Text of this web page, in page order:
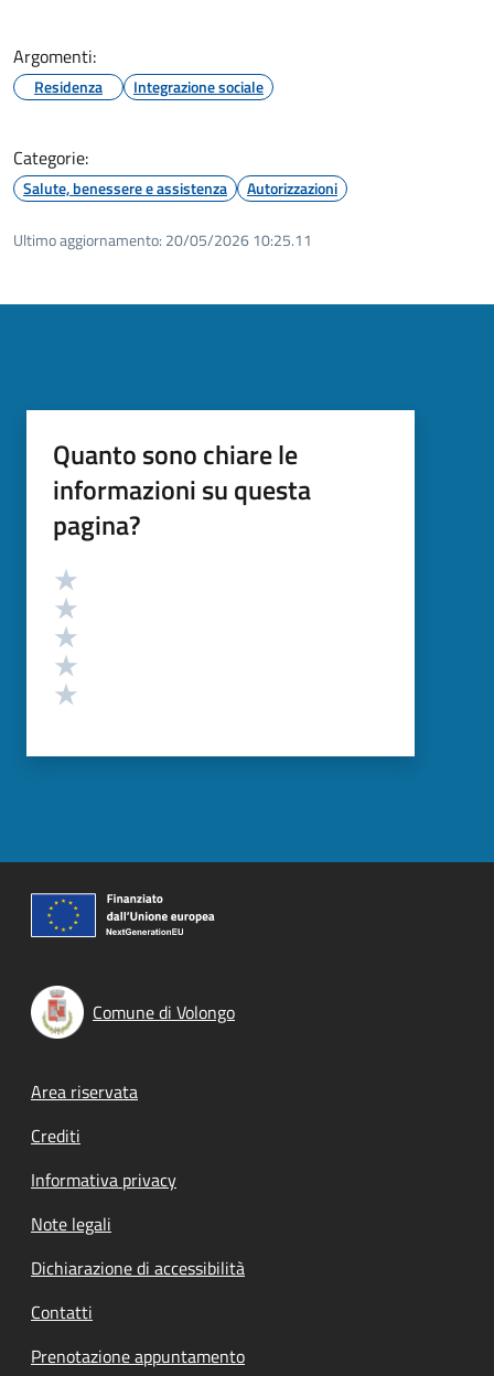
Argomenti:
Residenza Integrazione sociale
Categorie:
Salute, benessere e assistenza Autorizzazioni
Ultimo aggiornamento: 20/05/2026 10:25.11
Quanto sono chiare le
informazioni su questa
pagina?
Valutazione
Comune di Volongo
Footer menu
Area riservata
Crediti
Informativa privacy
Note legali
Dichiarazione di accessibilità
Contatti
Prenotazione appuntamento